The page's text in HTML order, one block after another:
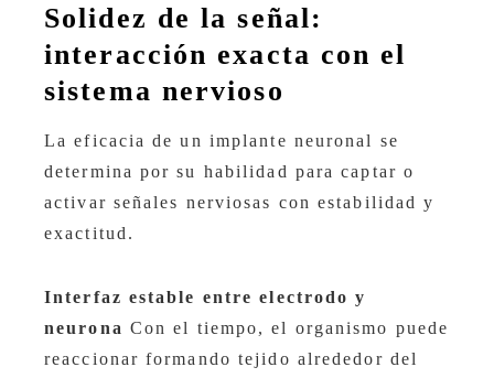
Solidez de la señal:
interacción exacta con el
sistema nervioso
La eficacia de un implante neuronal se
determina por su habilidad para captar o
activar señales nerviosas con estabilidad y
exactitud.
Interfaz estable entre electrodo y
neurona Con el tiempo, el organismo puede
reaccionar formando tejido alrededor del